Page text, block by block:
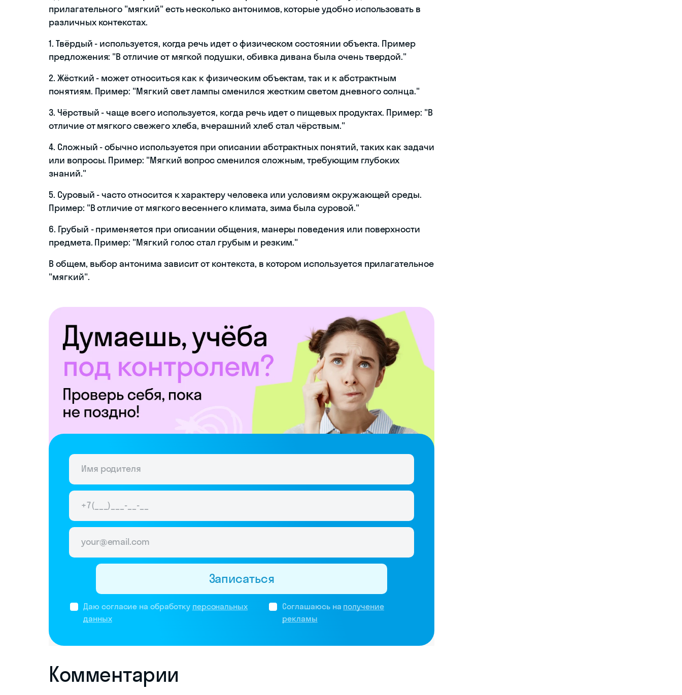
прилагательного "мягкий" есть несколько антонимов, которые удобно использовать в
различных контекстах.
1. Твёрдый - используется, когда речь идет о физическом состоянии объекта. Пример
предложения: "В отличие от мягкой подушки, обивка дивана была очень твердой."
2. Жёсткий - может относиться как к физическим объектам, так и к абстрактным
понятиям. Пример: "Мягкий свет лампы сменился жестким светом дневного солнца."
3. Чёрствый - чаще всего используется, когда речь идет о пищевых продуктах. Пример: "В
отличие от мягкого свежего хлеба, вчерашний хлеб стал чёрствым."
4. Сложный - обычно используется при описании абстрактных понятий, таких как задачи
или вопросы. Пример: "Мягкий вопрос сменился сложным, требующим глубоких
знаний."
5. Суровый - часто относится к характеру человека или условиям окружающей среды.
Пример: "В отличие от мягкого весеннего климата, зима была суровой."
6. Грубый - применяется при описании общения, манеры поведения или поверхности
предмета. Пример: "Мягкий голос стал грубым и резким."
В общем, выбор антонима зависит от контекста, в котором используется прилагательное
"мягкий".
Даю согласие на обработку персональных
данных
Соглашаюсь на получение
рекламы
Записаться
Комментарии